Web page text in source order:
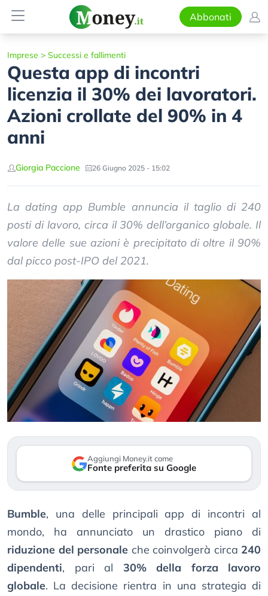
Abbonati
Imprese > Successi e fallimenti
Questa app di incontri
licenzia il 30% dei lavoratori.
Azioni crollate del 90% in 4
anni
Giorgia Paccione 26 Giugno 2025 - 15:02
La dating app Bumble annuncia il taglio di 240
posti di lavoro, circa il 30% dell’organico globale. Il
valore delle sue azioni è precipitato di oltre il 90%
dal picco post-IPO del 2021.
Aggiungi Money.it come
Fonte preferita su Google
Bumble, una delle principali app di incontri al
mondo, ha annunciato un drastico piano di
riduzione del personale che coinvolgerà circa 240
dipendenti, pari al 30% della forza lavoro
globale. La decisione rientra in una strategia di